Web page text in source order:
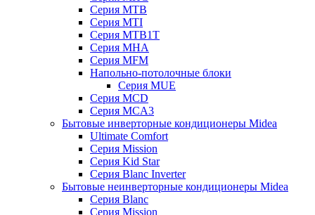
Серия MTB
Серия MTI
Серия MTB1T
Серия MHA
Серия MFM
Напольно-потолочные блоки
Серия MUE
Серия MCD
Серия MCA3
Бытовые инверторные кондиционеры Midea
Ultimate Comfort
Серия Mission
Серия Kid Star
Серия Blanc Inverter
Бытовые неинверторные кондиционеры Midea
Серия Blanc
Серия Mission